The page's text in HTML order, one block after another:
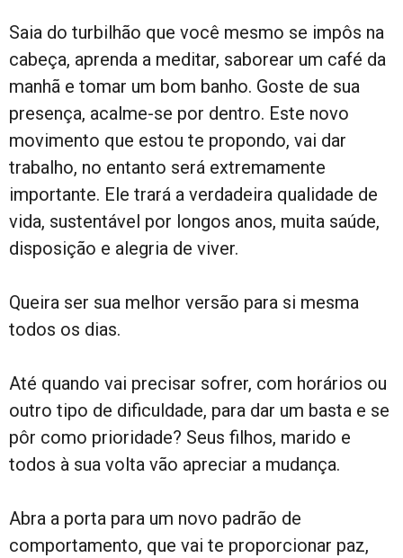
Saia do turbilhão que você mesmo se impôs na
cabeça, aprenda a meditar, saborear um café da
manhã e tomar um bom banho. Goste de sua
presença, acalme-se por dentro. Este novo
movimento que estou te propondo, vai dar
trabalho, no entanto será extremamente
importante. Ele trará a verdadeira qualidade de
vida, sustentável por longos anos, muita saúde,
disposição e alegria de viver.
Queira ser sua melhor versão para si mesma
todos os dias.
Até quando vai precisar sofrer, com horários ou
outro tipo de dificuldade, para dar um basta e se
pôr como prioridade? Seus filhos, marido e
todos à sua volta vão apreciar a mudança.
Abra a porta para um novo padrão de
comportamento, que vai te proporcionar paz,